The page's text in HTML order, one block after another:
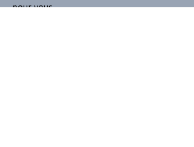
pour vous.